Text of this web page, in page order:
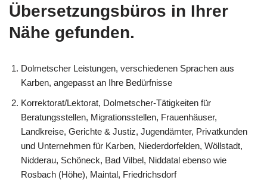
Übersetzungsbüros in Ihrer
Nähe gefunden.
Dolmetscher Leistungen, verschiedenen Sprachen aus
Karben, angepasst an Ihre Bedürfnisse
Korrektorat/Lektorat, Dolmetscher-Tätigkeiten für
Beratungsstellen, Migrationsstellen, Frauenhäuser,
Landkreise, Gerichte & Justiz, Jugendämter, Privatkunden
und Unternehmen für Karben, Niederdorfelden, Wöllstadt,
Nidderau, Schöneck, Bad Vilbel, Niddatal ebenso wie
Rosbach (Höhe), Maintal, Friedrichsdorf